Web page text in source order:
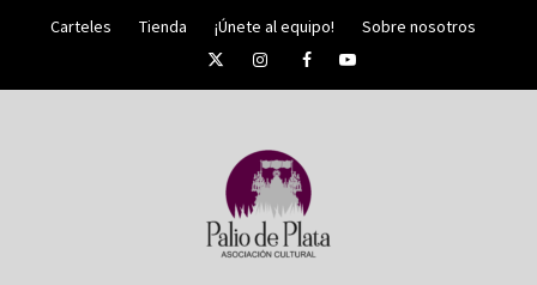
Carteles Tienda ¡Únete al equipo!
Sobre nosotros
TwitterInstagramFacebookYouTube